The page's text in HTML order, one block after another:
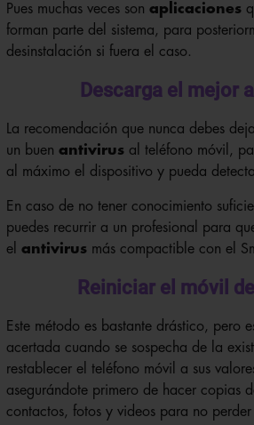
Pues muchas veces son aplicaciones
forman parte del sistema, para
desinstalación si fuera el caso.
Descarga el mejor
La recomendación que nunca debes
un buen antivirusal teléfono móvil,
al máximo el dispositivo y pueda
En caso de no tener conocimiento
puedes recurrir a un profesional para
el antivirusmás compactible con el
Reiniciar el móvil
Este método es bastante drástico, pero
acertada cuando se sospecha de la
restablecer el teléfono móvil a sus
asegurándote primero de hacer copias
contactos, fotos y videos para no